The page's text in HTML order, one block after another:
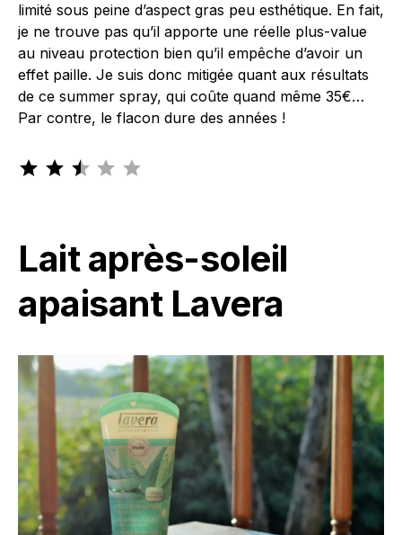
limité sous peine d’aspect gras peu esthétique. En fait,
je ne trouve pas qu’il apporte une réelle plus-value
au niveau protection bien qu’il empêche d’avoir un
effet paille. Je suis donc mitigée quant aux résultats
de ce summer spray, qui coûte quand même 35€…
Par contre, le flacon dure des années !
Lait après-soleil
apaisant Lavera